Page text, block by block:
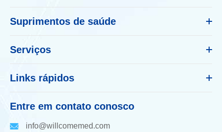
Suprimentos de saúde
Serviços
Links rápidos
Entre em contato conosco
info@willcomemed.com